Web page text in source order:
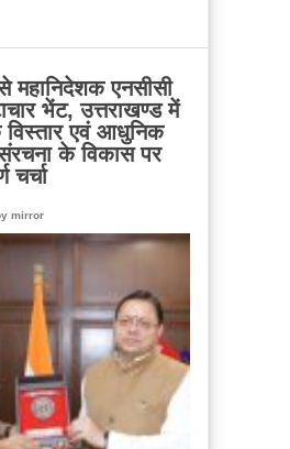
महानिदेशक एनसीसी
भेंट, उत्तराखण्ड में
विस्तार एवं आधुनिक
के विकास पर
चर्चा
mirror